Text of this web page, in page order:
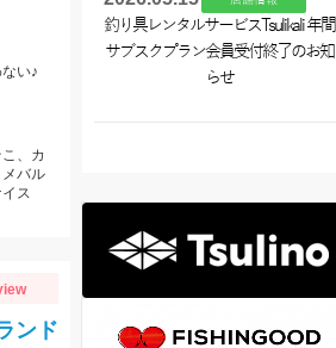
い♪
、カ
バル
ス
ンド
釣り具レンタルサービスTsulikali 年間
サブスクプラン会員受付終了のお知
らせ